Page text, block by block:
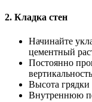
2. Кладка стен
Начинайте
цементный
Постоянно
Высота грядки
Внутреннюю